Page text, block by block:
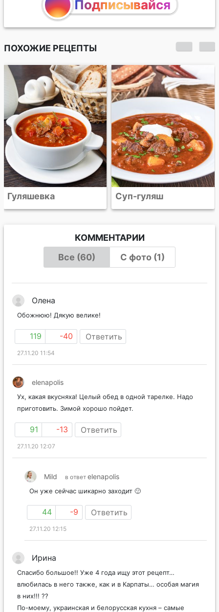
Подписывайся
ПОХОЖИЕ РЕЦЕПТЫ
Суп-гуляш
Гуляш
КОММЕНТАРИИ
Все (60)
С фото (1)
Олена
Обожнюю! Дякую велике!
119 -40 Ответить
27.11.20 11:54
elenapolis
Ух, какая вкусняха! Целый обед в одной тарелке. Надо
приготовить. Зимой хорошо пойдет.
91 -13 Ответить
27.11.20 12:07
Mild в ответ elenapolis
Он уже сейчас шикарно заходит 🙂
44 -9 Ответить
27.11.20 12:15
Ирина
Спасибо большое!! Уже 4 года ищу этот рецепт…
влюбилась в него также, как и в Карпаты… особая магия
в них!!! ??
По-моему, украинская и белорусская кухня – самые